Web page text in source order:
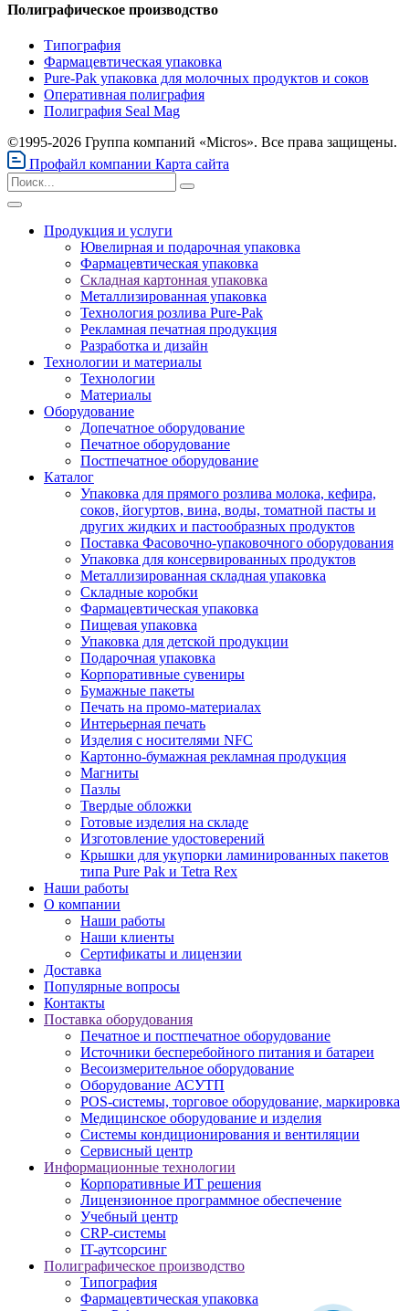
Полиграфическое производство
Типография
Фармацевтическая упаковка
Pure-Pak упаковка для молочных продуктов и соков
Оперативная полиграфия
Полиграфия Seal Mag
©1995-2026 Группа компаний «Micros». Все права защищены.
Профайл компании Карта сайта
Продукция и услуги
Ювелирная и подарочная упаковка
Фармацевтическая упаковка
Складная картонная упаковка
Металлизированная упаковка
Технология розлива Pure-Pak
Рекламная печатная продукция
Разработка и дизайн
Технологии и материалы
Технологии
Материалы
Оборудование
Допечатное оборудование
Печатное оборудование
Постпечатное оборудование
Каталог
Упаковка для прямого розлива молока, кефира,
соков, йогуртов, вина, воды, томатной пасты и
других жидких и пастообразных продуктов
Поставка Фасовочно-упаковочного оборудования
Упаковка для консервированных продуктов
Металлизированная складная упаковка
Складные коробки
Фармацевтическая упаковка
Пищевая упаковка
Упаковка для детской продукции
Подарочная упаковка
Корпоративные сувениры
Бумажные пакеты
Печать на промо-материалах
Интерьерная печать
Изделия с носителями NFC
Картонно-бумажная рекламная продукция
Магниты
Пазлы
Твердые обложки
Готовые изделия на складе
Изготовление удостоверений
Крышки для укупорки ламинированных пакетов
типа Pure Pak и Tetra Rex
Наши работы
О компании
Наши работы
Наши клиенты
Сертификаты и лицензии
Доставка
Популярные вопросы
Контакты
Поставка оборудования
Печатное и постпечатное оборудование
Источники бесперебойного питания и батареи
Весоизмерительное оборудование
Оборудование АСУТП
POS-системы, торговое оборудование, маркировка
Медицинское оборудование и изделия
Системы кондиционирования и вентиляции
Сервисный центр
Информационные технологии
Корпоративные ИТ решения
Лицензионное программное обеспечение
Учебный центр
CRP-системы
IT-аутсорсинг
Полиграфическое производство
Типография
Фармацевтическая упаковка